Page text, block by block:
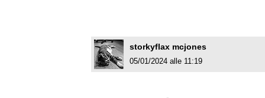
storkyflax mcjones
05/01/2024 alle 11:19